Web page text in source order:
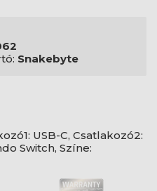
Snakebyte
USB-C, Csatlakozó2:
Switch, Színe: